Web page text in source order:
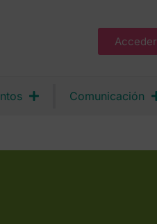
Acceder
Comunicación